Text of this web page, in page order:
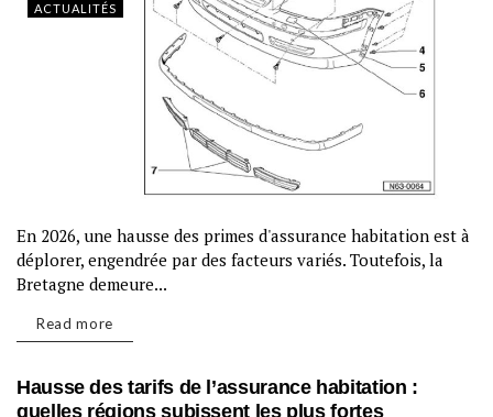
ACTUALITÉS
En 2026, une hausse des primes d'assurance habitation est à
déplorer, engendrée par des facteurs variés. Toutefois, la
Bretagne demeure...
Read more
Hausse des tarifs de l’assurance habitation :
quelles régions subissent les plus fortes